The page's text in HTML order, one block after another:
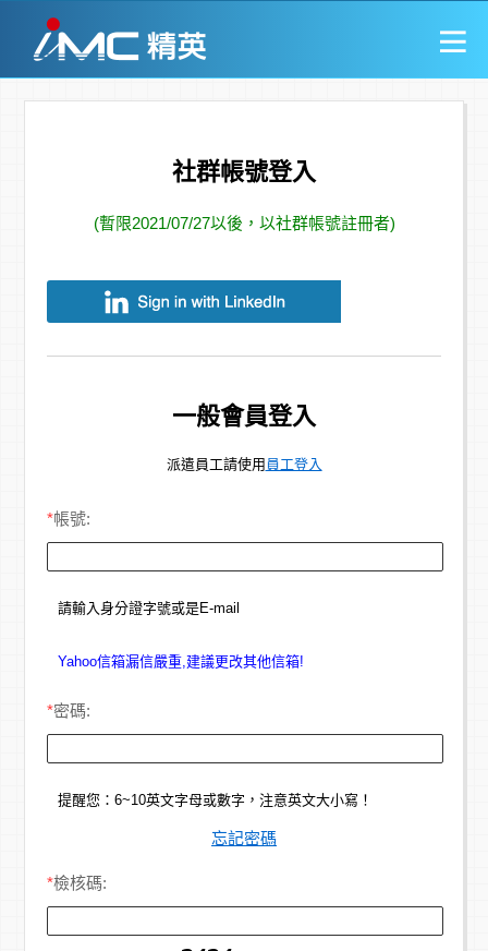
社群帳號登入
(暫限2021/07/27以後，以社群帳號註冊者)
一般會員登入
派遣員工請使用 員工登入
*帳號:
請輸入身分證字號或是E-mail
Yahoo信箱漏信嚴重,建議更改其他信箱!
*密碼:
提醒您：6~10英文字母或數字，注意英文大小寫！
忘記密碼
*檢核碼: